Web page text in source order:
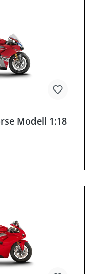
Modell 1:18